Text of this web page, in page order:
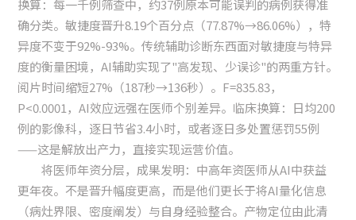
换算：每一千例筛查中，约37例原本可能误判的病例获得准
确分类。敏捷度晋升8.19个百分点（77.87%→86.06%），特
异度不变于92%-93%。传统辅助诊断东西面对敏捷度与特异
度的衡量困境，AI辅助实现了"高发现、少误诊"的两重方针。
阅片时间缩短27%（187秒→136秒）。F=835.83，
P<0.0001，AI效应远强在医师个别差异。临床换算：日均200
例的影像科，逐日节省3.4小时，或者逐日多处置惩罚55例
——这是解放出产力，直接实现运营价值。
将医师年资分层，成果发明：中高年资医师从AI中获益
更年夜。不是晋升幅度更高，而是他们更长于将AI量化信息
（病灶界限、密度阐发）与自身经验整合。产物定位由此清